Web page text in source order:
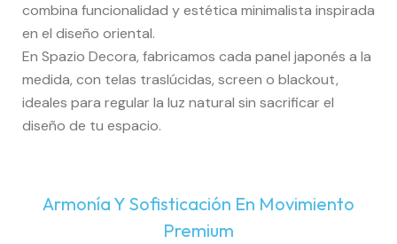
combina funcionalidad y estética minimalista inspirada
en el diseño oriental.
En Spazio Decora, fabricamos cada panel japonés a la
medida, con telas traslúcidas, screen o blackout,
ideales para regular la luz natural sin sacrificar el
diseño de tu espacio.
Armonía Y Sofisticación En Movimiento
Premium